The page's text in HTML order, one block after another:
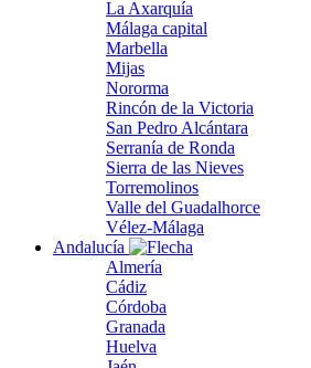
La Axarquía
Málaga capital
Marbella
Mijas
Nororma
Rincón de la Victoria
San Pedro Alcántara
Serranía de Ronda
Sierra de las Nieves
Torremolinos
Valle del Guadalhorce
Vélez-Málaga
Andalucía
Almería
Cádiz
Córdoba
Granada
Huelva